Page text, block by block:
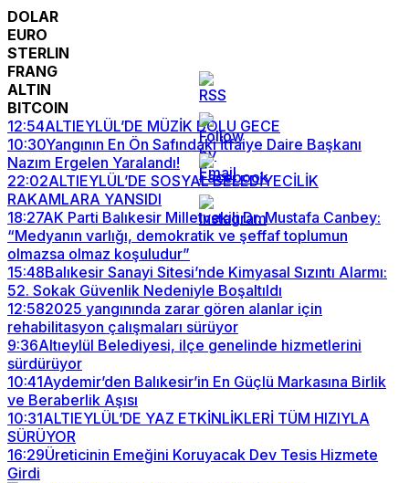
DOLAR
EURO
STERLIN
FRANG
ALTIN
BITCOIN
12:54ALTIEYLÜL’DE MÜZİK DOLU GECE
10:30Yangının En Ön Safındaki İtfaiye Daire Başkanı
Nazım Ergelen Yaralandı!
22:02ALTIEYLÜL’DE SOSYAL BELEDİYECİLİK
RAKAMLARA YANSIDI
18:27AK Parti Balıkesir Milletvekili Dr. Mustafa Canbey:
“Medyanın varlığı, demokratik ve şeffaf toplumun
olmazsa olmaz koşuludur”
15:48Balıkesir Sanayi Sitesi’nde Kimyasal Sızıntı Alarmı:
52. Sokak Güvenlik Nedeniyle Boşaltıldı
12:582025 yangınında zarar gören alanlar için
rehabilitasyon çalışmaları sürüyor
9:36Altıeylül Belediyesi, ilçe genelinde hizmetlerini
sürdürüyor
10:41Aydemir’den Balıkesir’in En Güçlü Markasına Birlik
ve Beraberlik Aşısı
10:31ALTIEYLÜL’DE YAZ ETKİNLİKLERİ TÜM HIZIYLA
SÜRÜYOR
16:29Üreticinin Emeğini Koruyacak Dev Tesis Hizmete
Girdi